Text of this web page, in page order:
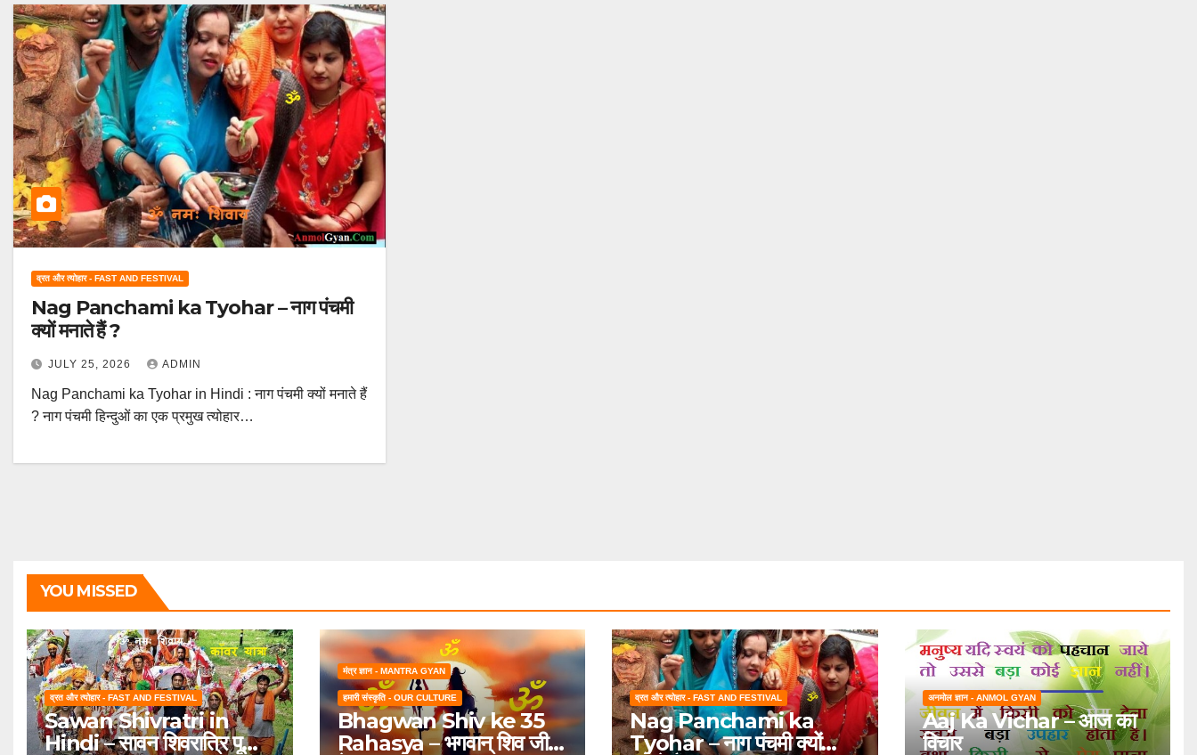
व्रत और त्योहार - FAST AND FESTIVAL
Nag Panchami ka Tyohar – नाग पंचमी
क्यों मनाते हैं ?
JULY 25, 2026 ADMIN
Nag Panchami ka Tyohar in Hindi : नाग पंचमी क्यों मनाते हैं
? नाग पंचमी हिन्दुओं का एक प्रमुख त्योहार…
YOU MISSED
व्रत और त्योहार - FAST AND FESTIVAL
Sawan Shivratri in
Hindi – सावन शिवरात्रि पूजा
मंत्र ज्ञान - MANTRA GYAN
हमारी संस्कृति - OUR CULTURE
Bhagwan Shiv ke 35
Rahasya – भगवान् शिव जी
व्रत और त्योहार - FAST AND FESTIVAL
Nag Panchami ka
Tyohar – नाग पंचमी क्यों
अनमोल ज्ञान - ANMOL GYAN
Aaj Ka Vichar – आज का
विचार